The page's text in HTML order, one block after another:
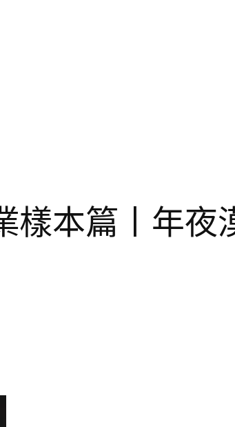
樣本篇丨年夜